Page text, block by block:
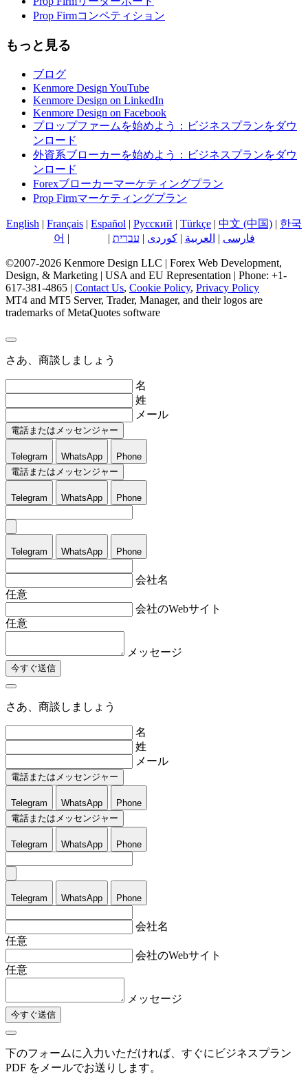
Prop Firmコンペティション
もっと見る
ブログ
Kenmore Design YouTube
Kenmore Design on LinkedIn
Kenmore Design on Facebook
プロップファームを始めよう：ビジネスプランをダウ
ンロード
外資系ブローカーを始めよう：ビジネスプランをダウ
ンロード
Forexブローカーマーケティングプラン
Prop Firmマーケティングプラン
English | Français | Español | Русский | Türkçe | 中文 (中国) | 한국
어 | | עברית | کوردی| العربية | فارسی
©2007-2026 Kenmore Design LLC | Forex Web Development,
Design, & Marketing | USA and EU Representation | Phone: +1-
617-381-4865 | Contact Us, Cookie Policy, Privacy Policy
MT4 and MT5 Server, Trader, Manager, and their logos are
trademarks of MetaQuotes software
さあ、商談しましょう
名
姓
メール
電話またはメッセンジャー
Telegram WhatsApp
Phone
電話またはメッセンジャー
Telegram WhatsApp Phone
Telegram WhatsApp Phone
会社名
任意
会社のWebサイト
任意
メッセージ
今すぐ送信
さあ、商談しましょう
名
姓
メール
電話またはメッセンジャー
Telegram WhatsApp
Phone
電話またはメッセンジャー
Telegram WhatsApp Phone
Telegram WhatsApp Phone
会社名
任意
会社のWebサイト
任意
メッセージ
今すぐ送信
下のフォームに入力いただければ、すぐにビジネスプラン
PDF をメールでお送りします。